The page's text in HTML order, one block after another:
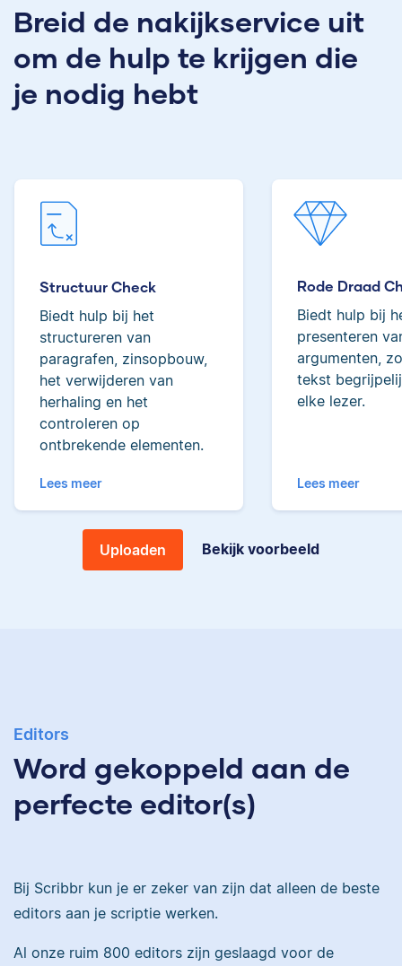
Breid de nakijkservice uit
om de hulp te krijgen die
je nodig hebt
Structuur Check
Biedt hulp bij het
structureren van
paragrafen, zinsopbouw,
het verwijderen van
herhaling en het
controleren op
ontbrekende elementen.
Lees meer
Rode Draad
Biedt hulp bij
presenteren
argumenten,
tekst
elke lezer.
Lees meer
Uploaden Bekijk voorbeeld
Editors
Word gekoppeld aan de
perfecte editor(s)
Bij Scribbr kun je er zeker van zijn dat alleen de beste
editors aan je scriptie werken.
Al onze ruim 800 editors zijn geslaagd voor de
Erica heeft Nederlands
tot de top van Scribbrs
Yves
Yves heeft een MSc in
Econometrie, is
heeft gewerkt als
werkt als senior editor
bij Scribbr waar ze al
meer dan 2,5 miljoen
woorden heeft
Erica
gestudeerd, heeft als
junior onderzoeker
gewerkt bij Tilburg
University en is nu
Lilianne
Lilianne heeft Engels
gestudeerd, is docent
journalistiek en heeft
als Scribbr-editor al
meer dan 600
Ingrid
geredigeerd.